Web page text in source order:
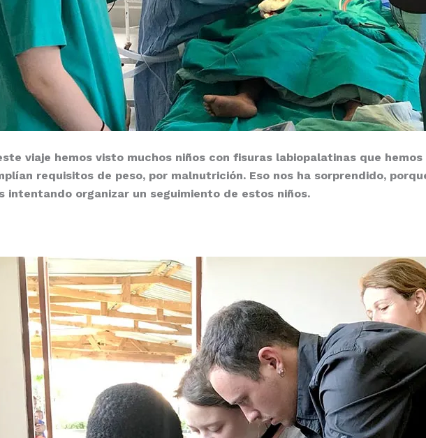
viaje hemos visto muchos niños con fisuras labiopalatinas que
requisitos de peso, por malnutrición. Eso nos ha sorprendido,
intentando organizar un seguimiento de estos niños.